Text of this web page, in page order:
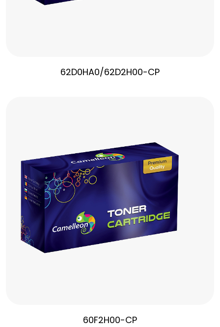
62D0HA0/62D2H00-CP
60F2H00-CP